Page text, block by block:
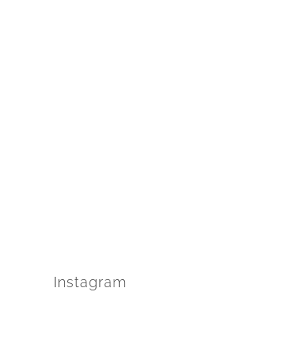
Instagram